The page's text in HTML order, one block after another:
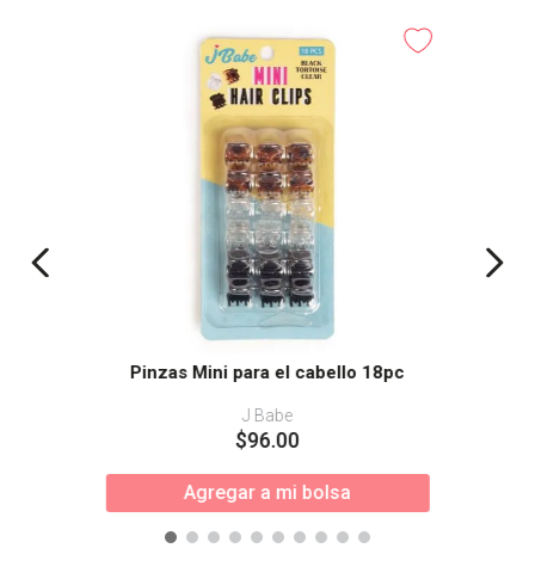
Pinzas Mini para el cabello 18pc
J Babe
$96.00
Agregar a mi bolsa